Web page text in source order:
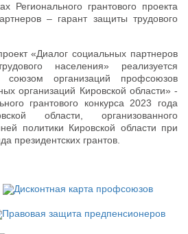
Регионального грантового проекта
– гарант защиты трудового
«Диалог социальных партнеров
населения» реализуется
союзом организаций профсоюзов
организаций Кировской области» -
грантового конкурса 2023 года
области, организованного
политики Кировской области при
президентских грантов.